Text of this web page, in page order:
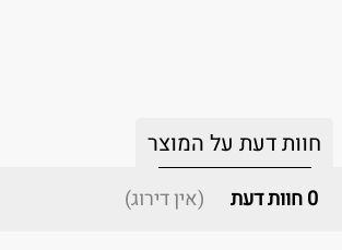
חוות דעת על המוצר
0חוות דעת (אין דירוג)